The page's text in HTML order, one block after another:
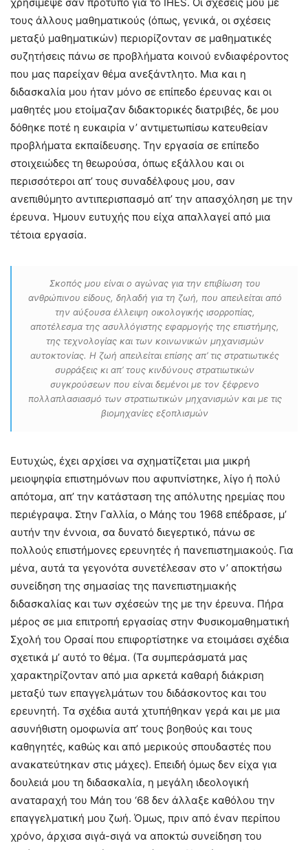
χρησίμεψε σαν πρότυπο για το IHES. Οι σχέσεις μου με
τους άλλους μαθηματικούς (όπως, γενικά, οι σχέσεις
μεταξύ μαθηματικών) περιορίζονταν σε μαθηματικές
συζητήσεις πάνω σε προβλήματα κοινού ενδιαφέροντος
που μας παρείχαν θέμα ανεξάντλητο. Μια και η
διδασκαλία μου ήταν μόνο σε επίπεδο έρευνας και οι
μαθητές μου ετοίμαζαν διδακτορικές διατριβές, δε μου
δόθηκε ποτέ η ευκαιρία ν’ αντιμετωπίσω κατευθείαν
προβλήματα εκπαίδευσης. Την εργασία σε επίπεδο
στοιχειώδες τη θεωρούσα, όπως εξάλλου και οι
περισσότεροι απ’ τους συναδέλφους μου, σαν
ανεπιθύμητο αντιπερισπασμό απ’ την απασχόληση με την
έρευνα. Ήμουν ευτυχής που είχα απαλλαγεί από μια
τέτοια εργασία.
Σκοπός μου είναι ο αγώνας για την επιβίωση του
ανθρώπινου είδους, δηλαδή για τη ζωή, που απειλείται από
την αύξουσα έλλειψη οικολογικής ισορροπίας,
αποτέλεσμα της ασυλλόγιστης εφαρμογής της επιστήμης,
της τεχνολογίας και των κοινωνικών μηχανισμών
αυτοκτονίας. Η ζωή απειλείται επίσης απ’ τις στρατιωτικές
συρράξεις κι απ’ τους κινδύνους στρατιωτικών
συγκρούσεων που είναι δεμένοι με τον ξέφρενο
πολλαπλασιασμό των στρατιωτικών μηχανισμών και με τις
βιομηχανίες εξοπλισμών
Ευτυχώς, έχει αρχίσει να σχηματίζεται μια μικρή
μειοψηφία επιστημόνων που αφυπνίστηκε, λίγο ή πολύ
απότομα, απ’ την κατάσταση της απόλυτης ηρεμίας που
περιέγραψα. Στην Γαλλία, ο Μάης του 1968 επέδρασε, μ’
αυτήν την έννοια, σα δυνατό διεγερτικό, πάνω σε
πολλούς επιστήμονες ερευνητές ή πανεπιστημιακούς. Για
μένα, αυτά τα γεγονότα συνετέλεσαν στο ν’ αποκτήσω
συνείδηση της σημασίας της πανεπιστημιακής
διδασκαλίας και των σχέσεών της με την έρευνα. Πήρα
μέρος σε μια επιτροπή εργασίας στην Φυσικομαθηματική
Σχολή του Ορσαί που επιφορτίστηκε να ετοιμάσει σχέδια
σχετικά μ’ αυτό το θέμα. (Τα συμπεράσματά μας
χαρακτηρίζονταν από μια αρκετά καθαρή διάκριση
μεταξύ των επαγγελμάτων του διδάσκοντος και του
ερευνητή. Τα σχέδια αυτά χτυπήθηκαν γερά και με μια
ασυνήθιστη ομοφωνία απ’ τους βοηθούς και τους
καθηγητές, καθώς και από μερικούς σπουδαστές που
ανακατεύτηκαν στις μάχες). Επειδή όμως δεν είχα για
δουλειά μου τη διδασκαλία, η μεγάλη ιδεολογική
αναταραχή του Μάη του ‘68 δεν άλλαξε καθόλου την
επαγγελματική μου ζωή. Όμως, πριν από έναν περίπου
χρόνο, άρχισα σιγά-σιγά να αποκτώ συνείδηση του